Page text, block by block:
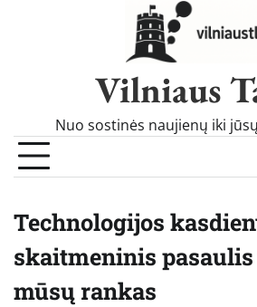
Vilniaus
Nuo sostinės naujienų iki
Technologijos
skaitmeninis
mūsų rankas